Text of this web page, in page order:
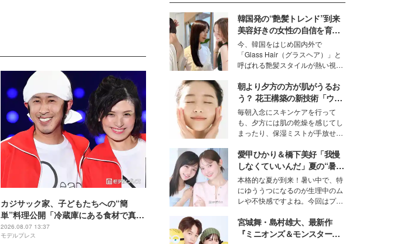
カジサック家、子どもたちへの“簡
単”料理公開「冷蔵庫にある食材で真似
できそう」「大人も喜びそうなメニュ
ー」の声
2026.08.07 13:37
モデルプレス
韓国発の“艶髪トレンド”到来
美容好きの女性の自信を育む
「ヘアケア事情」って？
今、韓国をはじめ国内外で
「Glass Hair（グラスヘア）」と
呼ばれる艶髪スタイルが熱い視線
ションの完成度を高めるベースと
して、“髪そのものの美しさ”に改
めて注目する人が増えている様
子。今回は、そんな憧れの艶やか
な髪を日常で叶える、美容好きの
女性たちのヘアケア事情を紹介し
ます。
朝より夕方の方が肌がうるお
う？ 花王構築の新技術「ウォ
ーターキャプチャリングスキ
ン（捕水肌）」がスキンケア
の常識を変える予感
毎朝入念にスキンケアを行って
も、夕方には肌の乾燥を感じてし
まったり、保湿ミストが手放せな
な美容の常識を大きく変える可能
性を秘めた、革新的な「Water
Capturing Skin（ウォーターキャ
プチャリングスキン：捕水肌）」
技術を、花王が構築した。
愛甲ひかり＆橋下美好「我慢
しなくていいんだ」夏の“暑さ
対策”の新しい選択肢とは？
本格的な夏が到来！暑い中で、特
にゆううつになるのが生理中のム
レや不快感ですよね。今回はプラ
モデル・愛甲ひかりさんと橋下美
好さんを迎えて本音で女子会トー
宮城舞・島村雄大、最新作
『ミニオンズ＆モンスター